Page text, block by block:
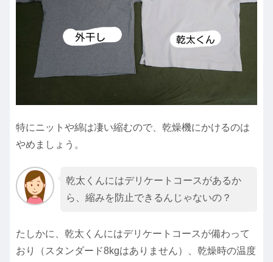
特にニットや綿は凄い縮むので、乾燥機にかけるのは
やめましょう。
乾太くんにはデリケートコースがあるか
ら、縮みを防止できるんじゃないの？
たしかに、乾太くんにはデリケートコースが備わって
おり（スタンダード8kgはありません）、乾燥時の温度